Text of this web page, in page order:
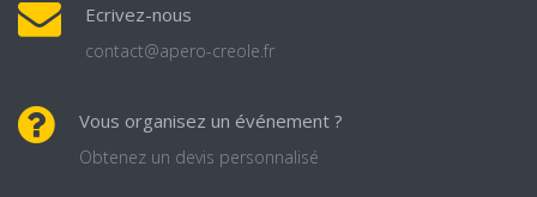
Ecrivez-nous
contact@apero-creole.fr
Vous organisez un événement ?
Obtenez un devis personnalisé